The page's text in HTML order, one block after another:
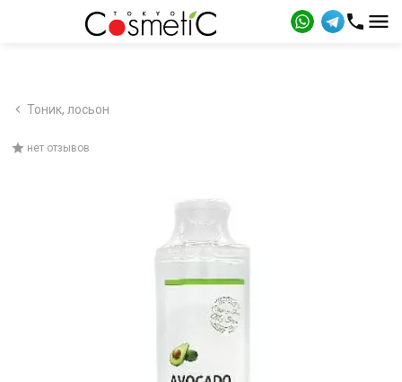
Тоник, лосьон
нет отзывов